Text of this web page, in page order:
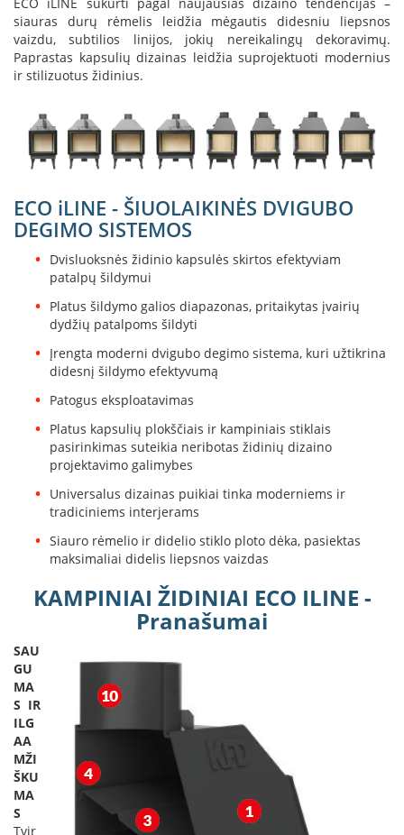
L
a
n
k
ū
s
o
r
a
k
i
Ž
i
d
i
n
i
a
i
s
siauras durų rėmelis leidžia mėgautis didesniu liepsnos
vaizdu, subtilios linijos, jokių nereikalingų dekoravimų.
Paprastas kapsulių dizainas leidžia suprojektuoti modernius
ir stilizuotus židinius.
ECO iLINE - ŠIUOLAIKINĖS DVIGUBO
DEGIMO SISTEMOS
Dvisluoksnės židinio kapsulės skirtos efektyviam
patalpų šildymui
Platus šildymo galios diapazonas, pritaikytas įvairių
dydžių patalpoms šildyti
Įrengta moderni dvigubo degimo sistema, kuri užtikrina
didesnį šildymo efektyvumą
Patogus eksploatavimas
Platus kapsulių plokščiais ir kampiniais stiklais
pasirinkimas suteikia neribotas židinių dizaino
projektavimo galimybes
Universalus dizainas puikiai tinka moderniems ir
tradiciniems interjerams
Siauro rėmelio ir didelio stiklo ploto dėka, pasiektas
maksimaliai didelis liepsnos vaizdas
KAMPINIAI ŽIDINIAI ECO ILINE -
Pranašumai
SAU
GU
MA
S IR
ILG
AA
MŽI
ŠKU
MA
S
Tvir